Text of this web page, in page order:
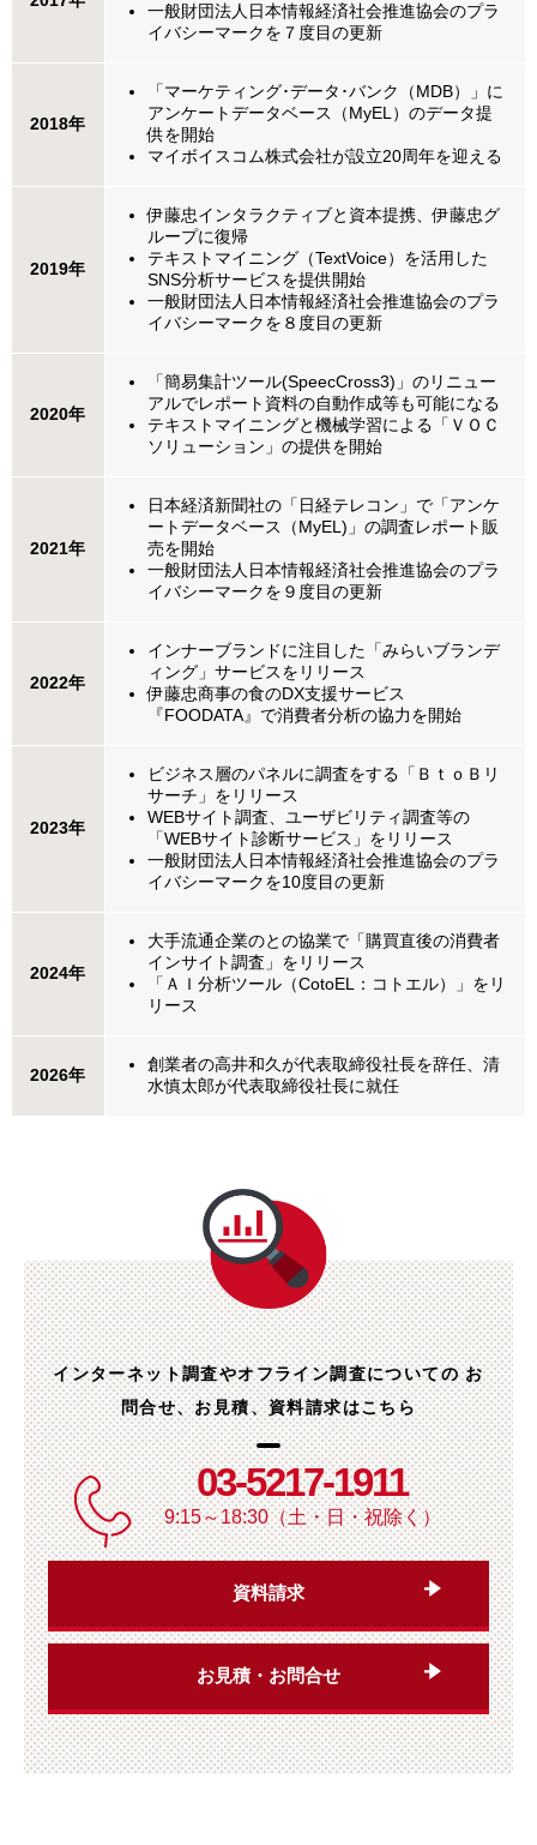
一般財団法人日本情報経済社会推進協会のプラ
イバシーマークを７度目の更新
2018年
「マーケティング･データ･バンク（MDB）」に
アンケートデータベース（MyEL）のデータ提
供を開始
マイボイスコム株式会社が設立20周年を迎える
2019年
伊藤忠インタラクティブと資本提携、伊藤忠グ
ループに復帰
テキストマイニング（TextVoice）を活用した
SNS分析サービスを提供開始
一般財団法人日本情報経済社会推進協会のプラ
イバシーマークを８度目の更新
2020年
「簡易集計ツール(SpeecCross3)」のリニュー
アルでレポート資料の自動作成等も可能になる
テキストマイニングと機械学習による「ＶＯＣ
ソリューション」の提供を開始
2021年
日本経済新聞社の「日経テレコン」で「アンケ
ートデータベース（MyEL)」の調査レポート販
売を開始
一般財団法人日本情報経済社会推進協会のプラ
イバシーマークを９度目の更新
2022年
インナーブランドに注目した「みらいブランデ
ィング」サービスをリリース
伊藤忠商事の食のDX支援サービス
『FOODATA』で消費者分析の協力を開始
2023年
ビジネス層のパネルに調査をする「ＢｔｏＢリ
サーチ」をリリース
WEBサイト調査、ユーザビリティ調査等の
「WEBサイト診断サービス」をリリース
一般財団法人日本情報経済社会推進協会のプラ
イバシーマークを10度目の更新
2024年
大手流通企業のとの協業で「購買直後の消費者
インサイト調査」をリリース
「ＡＩ分析ツール（CotoEL：コトエル）」をリ
リース
2026年
創業者の高井和久が代表取締役社長を辞任、清
水慎太郎が代表取締役社長に就任
インターネット調査やオフライン調査についてのお
問合せ、お見積、資料請求はこちら
03-5217-1911
9:15～18:30（土・日・祝除く）
資料請求
お見積・お問合せ